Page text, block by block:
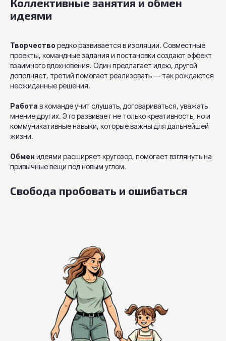
идеями
Творчество редко развивается в изоляции. Совместные
проекты, командные задания и постановки создают эффект
взаимного вдохновения. Один предлагает идею, другой
дополняет, третий помогает реализовать — так рождаются
неожиданные решения.
Работа в команде учит слушать, договариваться, уважать
мнение других. Это развивает не только креативность, но и
коммуникативные навыки, которые важны для дальнейшей
жизни.
Обмен идеями расширяет кругозор, помогает взглянуть на
привычные вещи под новым углом.
Свобода пробовать и ошибаться